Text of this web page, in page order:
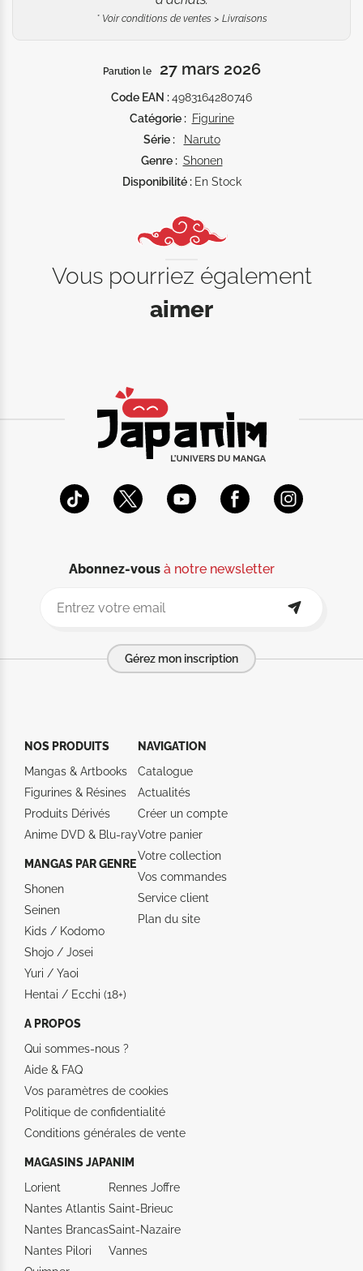
* Voir conditions de ventes > Livraisons
Parution le 27 mars 2026
Code EAN :4983164280746
Catégorie : Figurine
Série :
Naruto
Genre : Shonen
Disponibilité : En Stock
Vous pourriez également
aimer
Abonnez-vousà notre newsletter
Gérez mon inscription
NOS PRODUITS
Mangas & Artbooks
Figurines & Résines
Produits Dérivés
Anime DVD & Blu‑ray
MANGAS PAR GENRE
Shonen
Seinen
Kids / Kodomo
Shojo / Josei
Yuri / Yaoi
Hentai / Ecchi (18+)
NAVIGATION
Catalogue
Actualités
Créer un compte
Votre panier
Votre collection
Vos commandes
Service client
Plan du site
A PROPOS
Qui sommes-nous ?
Aide & FAQ
Vos paramètres de cookies
Politique de confidentialité
Conditions générales de vente
MAGASINS JAPANIM
Lorient
Nantes Atlantis
Nantes Brancas
Nantes Pilori
Rennes Joffre
Saint-Brieuc
Saint-Nazaire
Vannes